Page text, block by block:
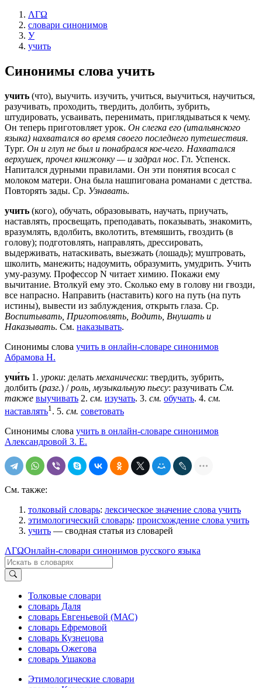
ΛΓΩ
словари синонимов
У
учить
Синонимы слова учить
учить (что), выучить. изучить, учиться, выучиться, научиться,
разучивать, проходить, твердить, долбить, зубрить,
штудировать, усваивать, перенимать, приглядываться к чему.
Он теперь приготовляет урок. Он слегка его (итальянского
языка) нахватался во время своего последнего путешествия.
Тург. Он и глуп не был и понабрался кое-чего. Нахватался
верхушек, прочел книжонку — и задрал нос. Гл. Успенск.
Напитался дурными правилами. Он эти понятия всосал с
молоком матери. Она была нашпигована романами с детства.
Повторять зады. Ср. Узнавать.
учить (кого), обучать, образовывать, научать, приучать,
наставлять, просвещать, преподавать, показывать, знакомить,
вразумлять, вдолбить, вколотить, втемяшить, гвоздить (в
голову); подготовлять, направлять, дрессировать,
выдерживать, натаскивать, выезжать (лошадь); муштровать,
школить, манежить; надоумить, образумить, умудрить. Учить
уму-разуму. Профессор N читает химию. Покажи ему
вычитание. Втолкуй ему это. Сколько ему в голову ни гвозди,
все напрасно. Направить (наставить) кого на путь (на путь
истины), вывести из заблуждения, открыть глаза. Ср.
Воспитывать, Приготовлять, Водить, Внушать и
Наказывать. См. наказывать.
Синонимы слова учить в онлайн-словаре синонимов
Абрамова Н.
учи́ть 1. уроки: делать механически: твердить, зубрить,
долбить (разг.) /роль, музыкальную пьесу: разучивать См.
также выучивать 2. см. изучать. 3. см. обучать. 4. см.
наставлять1 . 5. см. советовать
Синонимы слова учить в онлайн-словаре синонимов
Александровой З. Е.
См. также:
толковый словарь: лексическое значение слова учить
этимологический словарь: происхождение слова учить
учить — сводная статья из словарей
ΛΓΩОнлайн-словари синонимов русского языка
Толковые словари
словарь Даля
словарь Евгеньевой (МАС)
словарь Ефремовой
словарь Кузнецова
словарь Ожегова
словарь Ушакова
Этимологические словари